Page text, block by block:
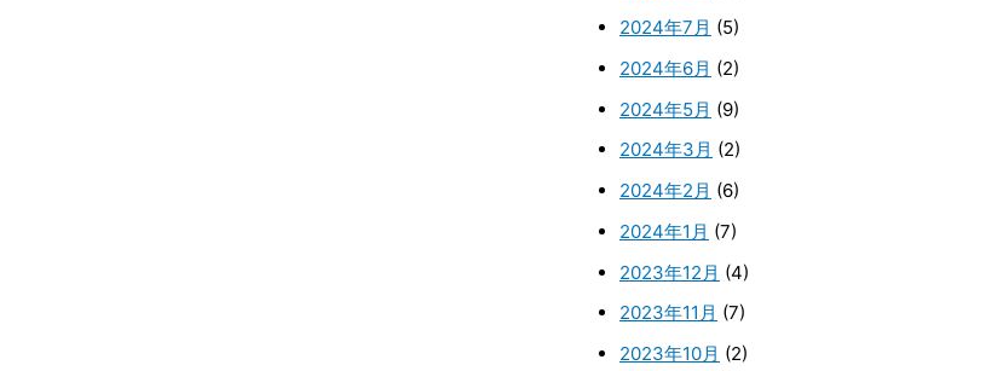
2024年7月 (5)
2024年6月 (2)
2024年5月 (9)
2024年3月 (2)
2024年2月 (6)
2024年1月 (7)
2023年12月 (4)
2023年11月 (7)
2023年10月 (2)